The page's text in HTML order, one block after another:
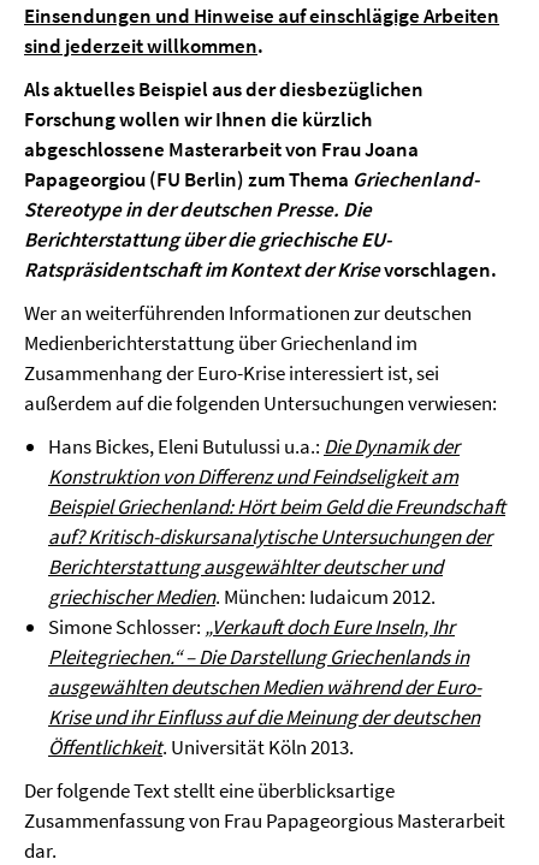
Einsendungen und Hinweise auf einschlägige Arbeiten
sind jederzeit willkommen.
Als aktuelles Beispiel aus der diesbezüglichen
Forschung wollen wir Ihnen die kürzlich
abgeschlossene Masterarbeit von FrauJoana
Papageorgiou(FU Berlin) zum Thema Griechenland-
Stereotype in der deutschen Presse. Die
Berichterstattung über die griechische EU-
Ratspräsidentschaft im Kontext der Krisevorschlagen.
Wer an weiterführenden Informationen zur deutschen
Medienberichterstattung über Griechenland im
Zusammenhang der Euro-Krise interessiert ist, sei
außerdem auf die folgenden Untersuchungen verwiesen:
Hans Bickes, Eleni Butulussi u.a.: Die Dynamik der
Konstruktion von Differenz und Feindseligkeit am
Beispiel Griechenland: Hört beim Geld die Freundschaft
auf? Kritisch-diskursanalytische Untersuchungen der
Berichterstattung ausgewählter deutscher und
griechischer Medien. München: Iudaicum 2012.
Simone Schlosser: „Verkauft doch Eure Inseln, Ihr
Pleitegriechen.“ – Die Darstellung Griechenlands in
ausgewählten deutschen Medien während der Euro-
Krise und ihr Einfluss auf die Meinung der deutschen
Öffentlichkeit. Universität Köln 2013.
Der folgende Text stellt eine überblicksartige
Zusammenfassung von Frau Papageorgious Masterarbeit
dar.